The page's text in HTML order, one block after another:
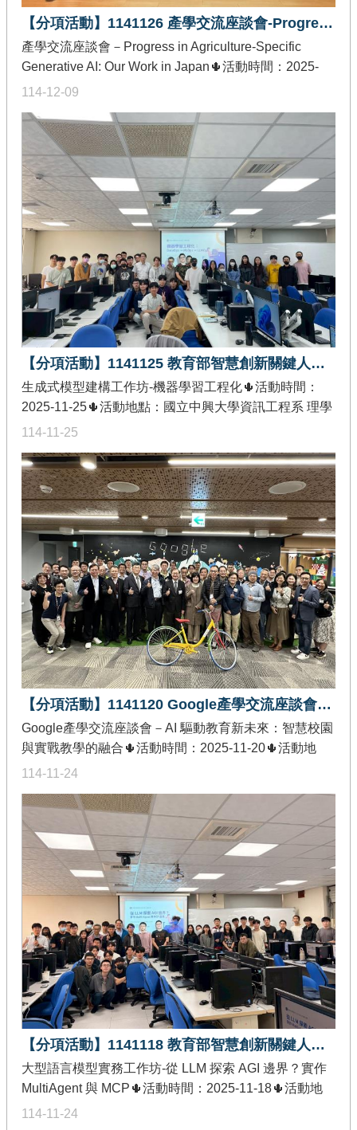
【分項活動】1141126 產學交流座談會-Progress in Agriculture-Specific Generative AI: Our Work in Japan
114-12-09
產學交流座談會－Progress in Agriculture-Specific
Generative AI: Our Work in Japan🌵活動時間：2025-
11-26🌵活動地點：國立中興大學工學院地下一樓階梯教
軟體加值分項🌵活動內容：以「Progress in Agriculture-
Specific Generative AI: Our Work in Japan」為題，講者
分享日本在農業領域中應用生成式 AI 的最新研究進展與
實務案例。講者更深入介紹農研機構於農業數據分析、
智慧農業系統及生成式 AI 模型開發的實際經驗，並探討
如何結合人工智慧技術推動農業自動化與永續發展。亦
延伸至教育與科研面向，說明日本在 AI 技術導入教育及
跨領域應用上的策略與成果。
【分項活動】1141125 教育部智慧創新關鍵人才躍升計畫-生成式模型建構工作坊
114-11-25
生成式模型建構工作坊-機器學習工程化🌵活動時間：
2025-11-25🌵活動地點：國立中興大學資訊工程系 理學
大樓 821 電腦教室🌵發佈單位：教育部智慧創新關鍵人
用開源 LLM 模型，協作開發跨域應用軟體，並透過生成
式 AI 引導微服務與微系統之開發，協助學生實踐 AI 工
程化流程，強化系統整合與應用實務能力。
【分項活動】1141120 Google產學交流座談會-AI 驅動教育新未來：智慧校園與實戰教學的融合
114-11-24
Google產學交流座談會－AI 驅動教育新未來：智慧校園
與實戰教學的融合🌵活動時間：2025-11-20🌵活動地
點：Google 板橋辦公室(新北市板橋區遠東通訊園區)🌵
加值分項🌵活動內容：以「AI 驅動的智慧校園」 與 「AI
實戰應用教學」為主軸，介紹 Google 於教育場域中應
用 Agentspace、NotebookLM 及 ADK 的實際案例，探
討如何透過 AI 技術推動校園智慧化與課程創新，期望提
供各校未來課程設計與教學推動之參考，以促進跨校與
產業間的互動合作。
【分項活動】1141118 教育部智慧創新關鍵人才躍升計畫-大型語言模型實務工作坊
114-11-24
大型語言模型實務工作坊-從 LLM 探索 AGI 邊界？實作
MultiAgent 與 MCP🌵活動時間：2025-11-18🌵活動地
點：國立中興大學資訊工程系 理學大樓 821 電腦教室🌵